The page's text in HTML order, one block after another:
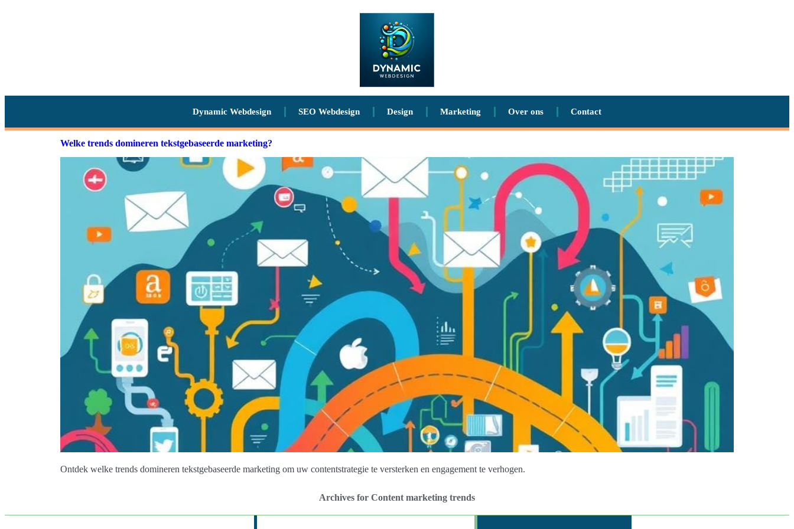
Dynamic Webdesign SEO Webdesign Design Marketing Over ons Contact
Welke trends domineren tekstgebaseerde marketing?
Ontdek welke trends domineren tekstgebaseerde marketing om uw contentstrategie te versterken en engagement te verhogen.
Archives for Content marketing trends